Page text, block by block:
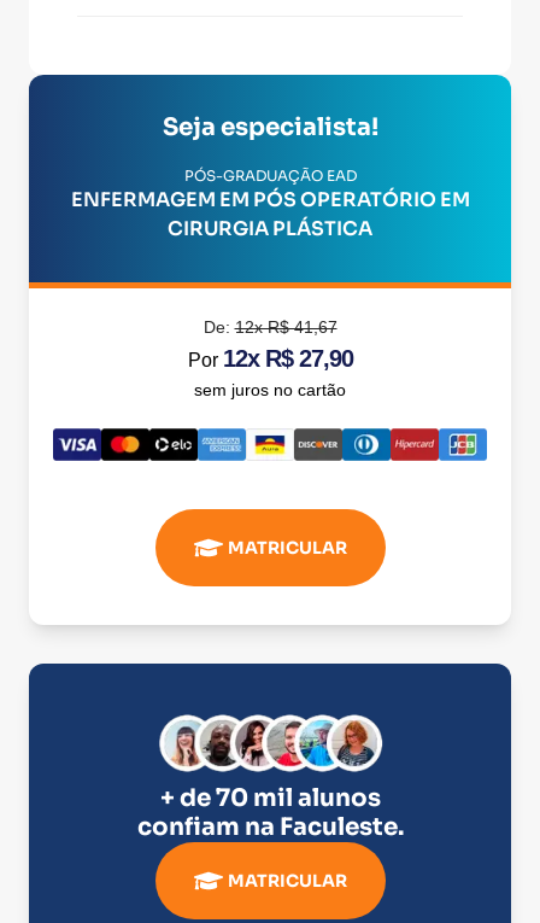
Seja especialista!
PÓS-GRADUAÇÃO EAD
ENFERMAGEM EM PÓS OPERATÓRIO EM
CIRURGIA PLÁSTICA
De:12x R$ 41,67
Por 12x R$ 27,90
sem juros no cartão
MATRICULAR
+ de 70 mil alunos
confiam na Faculeste.
MATRICULAR